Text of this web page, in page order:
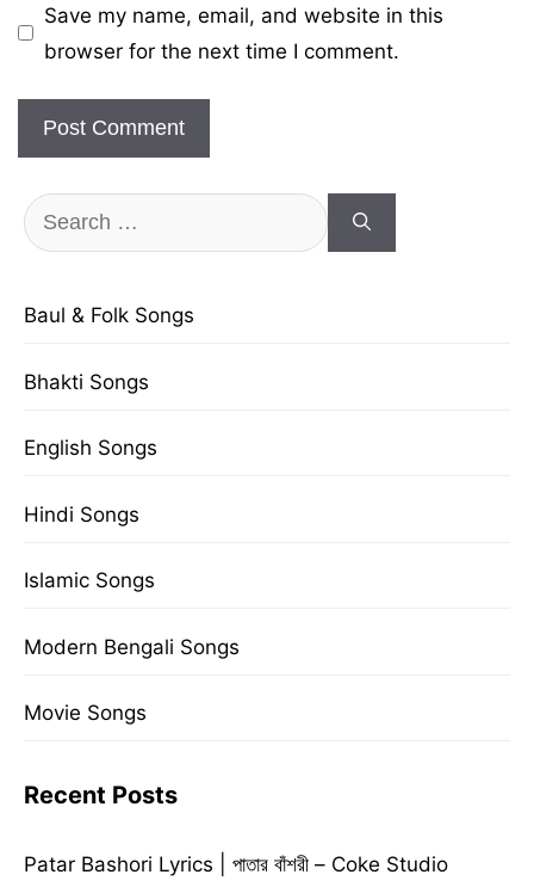
Save my name, email, and website in this
browser for the next time I comment.
Search
for:
Baul & Folk Songs
Bhakti Songs
English Songs
Hindi Songs
Islamic Songs
Modern Bengali Songs
Movie Songs
Recent Posts
Patar Bashori Lyrics | পাতার বাঁশরী – Coke Studio